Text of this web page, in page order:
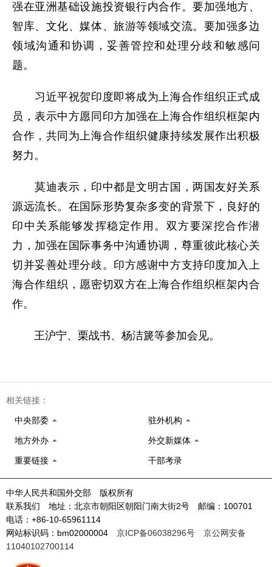
强在亚洲基础设施投资银行内合作。要加强地方、
智库、文化、媒体、旅游等领域交流。要加强多边
领域沟通和协调，妥善管控和处理分歧和敏感问
题。
习近平祝贺印度即将成为上海合作组织正式成
员，表示中方愿同印方加强在上海合作组织框架内
合作，共同为上海合作组织健康持续发展作出积极
努力。
莫迪表示，印中都是文明古国，两国友好关系
源远流长。在国际形势复杂多变的背景下，良好的
印中关系能够发挥稳定作用。双方要深挖合作潜
力，加强在国际事务中沟通协调，尊重彼此核心关
切并妥善处理分歧。印方感谢中方支持印度加入上
海合作组织，愿密切双方在上海合作组织框架内合
作。
王沪宁、栗战书、杨洁篪等参加会见。
相关链接：
中央部委 驻外机构
地方外办 外交新媒体
重要链接 干部考录
中华人民共和国外交部 版权所有
联系我们 地址：北京市朝阳区朝阳门南大街2号 邮编：100701
电话：+86-10-65961114
网站标识码：bm02000004 京ICP备06038296号
京公网安备
11040102700114